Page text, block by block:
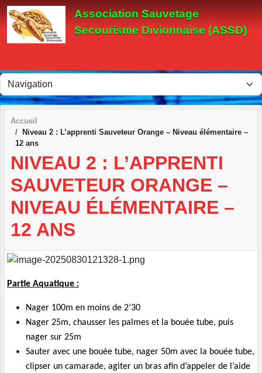
Association Sauvetage
Secourisme Divionnaise (ASSD)
Accueil
Niveau 2 : L’apprenti Sauveteur Orange – Niveau élémentaire –
12 ans
NIVEAU 2 : L’APPRENTI
SAUVETEUR ORANGE –
NIVEAU ÉLÉMENTAIRE –
12 ANS
Partie Aquatique :
Nager 100m en moins de 2’30
Nager 25m, chausser les palmes et la bouée tube, puis
nager sur 25m
Sauter avec une bouée tube, nager 50m avec la bouée tube,
clipser un camarade, agiter un bras afin d’appeler de l’aide
Panneau de gestion des cookies